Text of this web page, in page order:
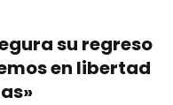
su regreso
en libertad